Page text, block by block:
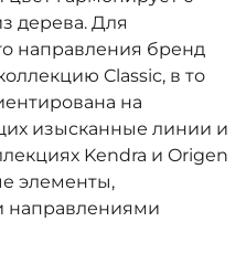
дерева. Для
направления бренд
Classic, в то
на
изысканные линии и
Kendra и Origen
элементы,
направлениями